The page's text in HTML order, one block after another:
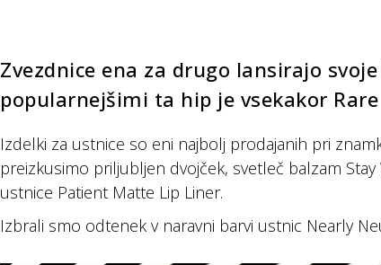
Zvezdnice ena za drugo lansirajo
popularnejšimi ta hip je vsekakor
Izdelki za ustnice so eni najbolj prodajanih pri
preizkusimo priljubljen dvojček, svetleč balzam
ustnice Patient Matte Lip Liner.
Izbrali smo odtenek v naravni barvi ustnic Nearly